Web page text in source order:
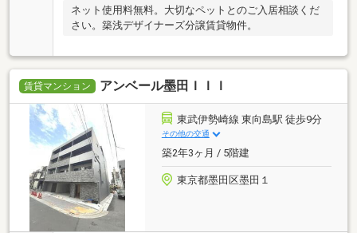
ネット使用料無料。大切なペットとのご入居相談くだ
さい。築浅デザイナーズ分譲賃貸物件。
賃貸マンション アンベール墨田ＩＩＩ
東武伊勢崎線 東向島駅 徒歩9分
その他の交通
築2年3ヶ月 / 5階建
東京都墨田区墨田１